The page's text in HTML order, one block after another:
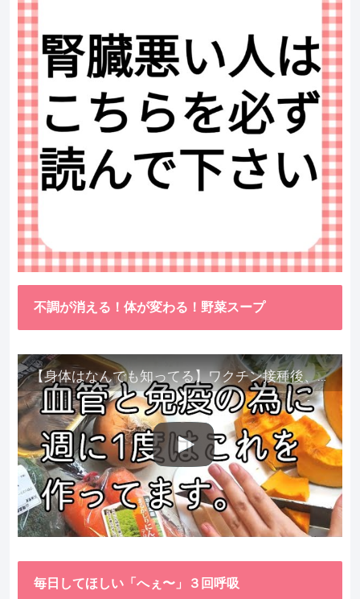
不調が消える！体が変わる！野菜スープ
【身体はなんでも知ってる】ワクチン接種後、異常に食べたくなった野菜が細胞回復に貢献してくれました。
毎日してほしい「へぇ〜」３回呼吸